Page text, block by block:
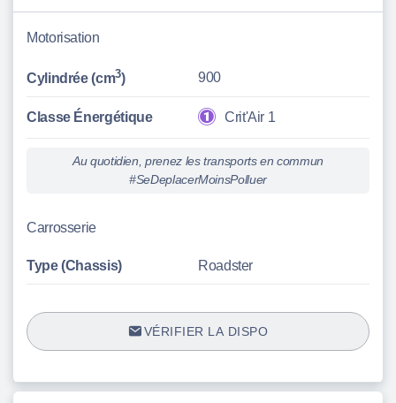
Motorisation
Cylindrée (cm3) 900
Classe Énergétique Crit'Air 1
Au quotidien, prenez les transports en commun
#SeDeplacerMoinsPolluer
Carrosserie
Type (Chassis) Roadster
VÉRIFIER LA DISPO